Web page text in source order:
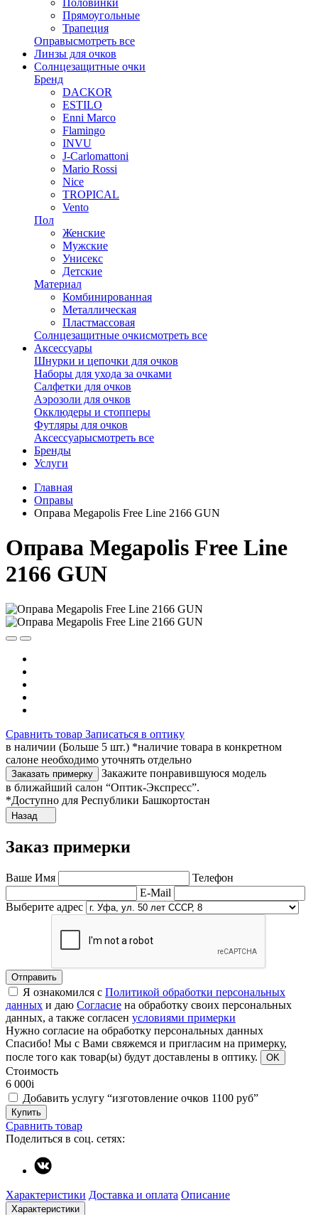
Прямоугольные
Трапеция
Оправысмотреть все
Линзы для очков
Солнцезащитные очки
Бренд
DACKOR
ESTILO
Enni Marco
Flamingo
INVU
J-Carlomattoni
Mario Rossi
Nice
TROPICAL
Vento
Пол
Женские
Мужские
Унисекс
Детские
Материал
Комбинированная
Металлическая
Пластмассовая
Солнцезащитные очкисмотреть все
Аксессуары
Шнурки и цепочки для очков
Наборы для ухода за очками
Салфетки для очков
Аэрозоли для очков
Окклюдеры и стопперы
Футляры для очков
Аксессуарысмотреть все
Бренды
Услуги
Главная
Оправы
Оправа Megapolis Free Line 2166 GUN
Оправа Megapolis Free Line
2166 GUN
Сравнить товар Записаться в оптику
в наличии (Больше 5 шт.) *наличие товара в конкретном
салоне необходимо уточнять отдельно
Заказать примерку
Закажите понравившуюся модель
в ближайший салон “Оптик-Экспресс”.
*Доступно для Республики Башкортостан
Назад
Заказ примерки
Ваше Имя
Телефон
E-Mail
Выберите адрес
Отправить
Я ознакомился с Политикой обработки персональных
данных и даю Согласие на обработку своих персональных
данных, а также согласен условиями примерки
Нужно согласие на обработку персональных данных
Спасибо! Мы с Вами свяжемся и пригласим на примерку,
после того как товар(ы) будут доставлены в оптику.
OK
Стоимость
6 000i
Добавить услугу “изготовление очков 1100 руб”
Купить
Сравнить товар
Поделиться в соц. сетях:
Характеристики Доставка и оплата Описание
Характеристики